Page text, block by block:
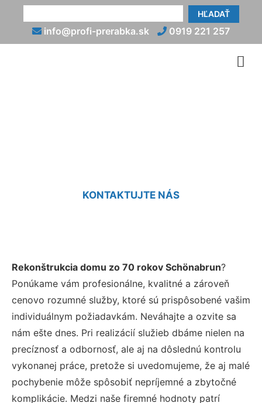
HĽADAŤ
info@profi-prerabka.sk 0919 221 257
KONTAKTUJTE NÁS
Rekonštrukcia domu zo 70 rokov Schönabrun?
Ponúkame vám profesionálne, kvalitné a zároveň
cenovo rozumné služby, ktoré sú prispôsobené vašim
individuálnym požiadavkám. Neváhajte a ozvite sa
nám ešte dnes. Pri realizácií služieb dbáme nielen na
precíznosť a odbornosť, ale aj na dôslednú kontrolu
vykonanej práce, pretože si uvedomujeme, že aj malé
pochybenie môže spôsobiť nepríjemné a zbytočné
komplikácie. Medzi naše firemné hodnoty patrí